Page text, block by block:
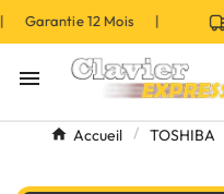
Garantie 12 Mois |

Accueil TOSHIBA